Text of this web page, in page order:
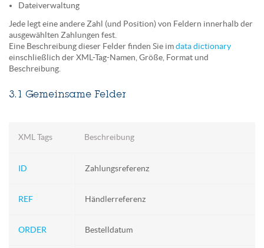
Dateiverwaltung
Jede legt eine andere Zahl (und Position) von Feldern innerhalb der
ausgewählten Zahlungen fest.
Eine Beschreibung dieser Felder finden Sie imdata dictionary
einschließlich der XML-Tag-Namen, Größe, Format und
Beschreibung.
3.1 Gemeinsame Felder
XML Tags Beschreibung
ID Zahlungsreferenz
REF Händlerreferenz
ORDER Bestelldatum